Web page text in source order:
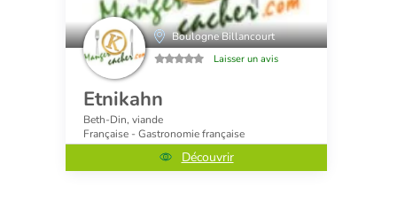
Boulogne Billancourt
Laisser un avis
Etnikahn
Beth-Din, viande
Française - Gastronomie française
Découvrir